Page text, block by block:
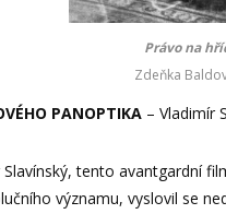
Právo na
Zdeňka
PANOPTIKA – Vladimír
Slavínský, tento avantgardní
významu, vyslovil se